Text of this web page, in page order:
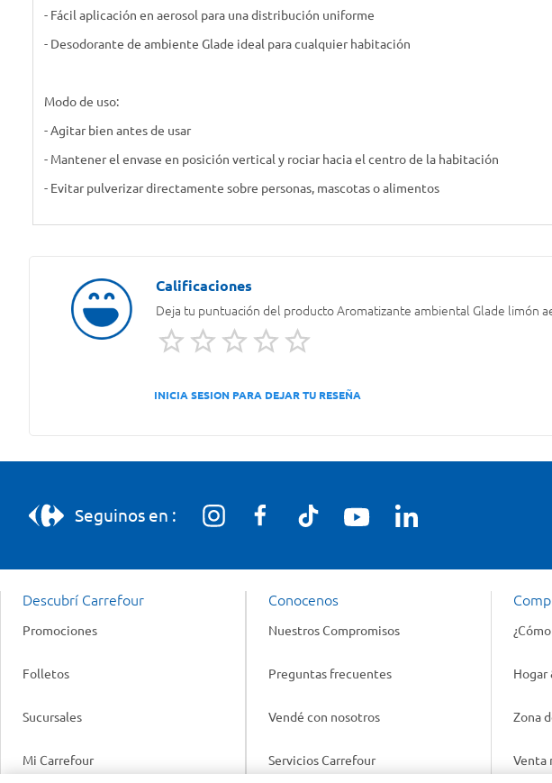
- Fácil aplicación en aerosol para una distribución uniforme
- Desodorante de ambiente Glade ideal para cualquier habitación
Modo de uso:
- Agitar bien antes de usar
- Mantener el envase en posición vertical y rociar hacia el centro de la habitación
- Evitar pulverizar directamente sobre personas, mascotas o alimentos
Deja tu puntuación del productoAromatizante ambiental Glade limón
INICIA SESION PARA DEJAR TU RESEÑA
Seguinos en :
Descubrí Carrefour
Promociones
Folletos
Sucursales
Mi Carrefour
Conocenos
Nuestros Compromisos
Preguntas frecuentes
Vendé con nosotros
Servicios Carrefour
Hogar
Zona
Venta